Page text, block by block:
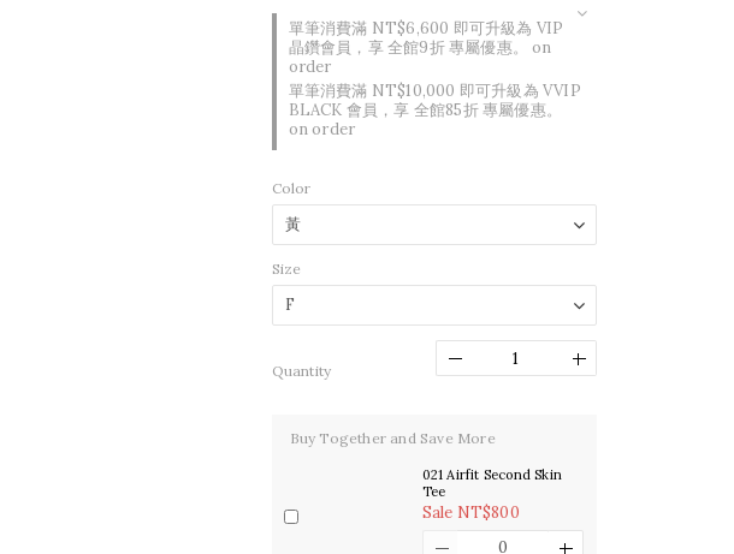
單筆消費滿 NT$6,600 即可升級為 VIP
晶鑽會員，享 全館9折 專屬優惠。 on
order
單筆消費滿 NT$10,000 即可升級為 VVIP
BLACK 會員，享 全館85折 專屬優惠。
on order
Color
Size
Quantity
Buy Together and Save More
021 Airfit Second Skin
Tee
Sale NT$800